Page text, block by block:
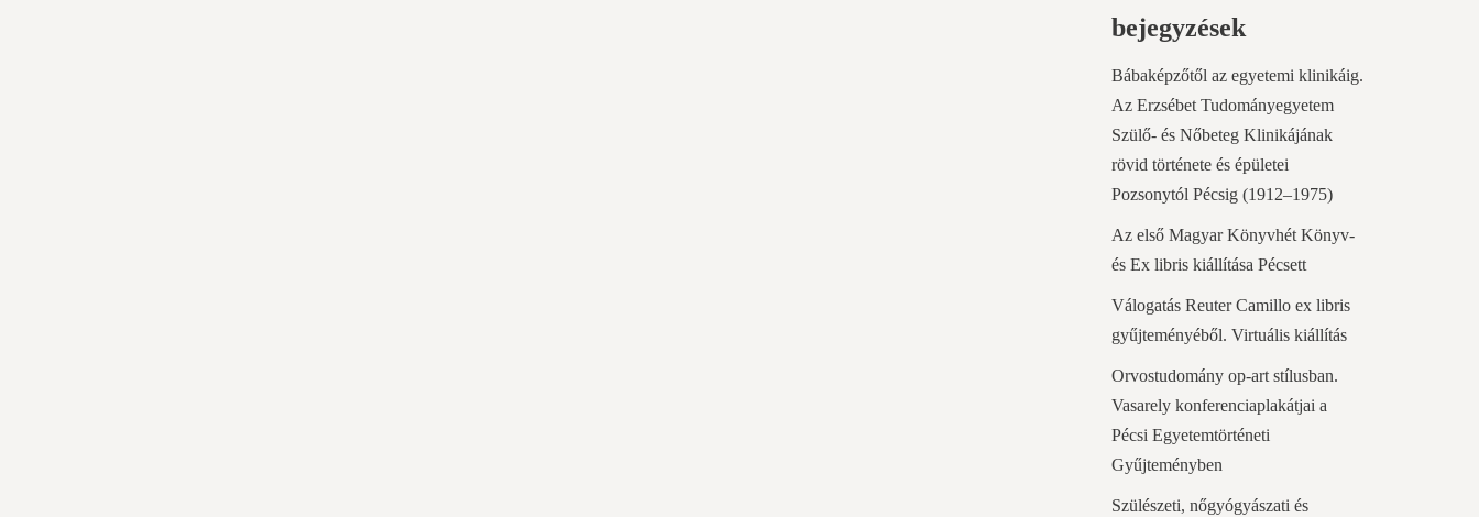
bejegyzések
Bábaképzőtől az egyetemi klinikáig.
Az Erzsébet Tudományegyetem
Szülő- és Nőbeteg Klinikájának
rövid története és épületei
Pozsonytól Pécsig (1912–1975)
Az első Magyar Könyvhét Könyv-
és Ex libris kiállítása Pécsett
Válogatás Reuter Camillo ex libris
gyűjteményéből. Virtuális kiállítás
Orvostudomány op-art stílusban.
Vasarely konferenciaplakátjai a
Pécsi Egyetemtörténeti
Gyűjteményben
Szülészeti, nőgyógyászati és